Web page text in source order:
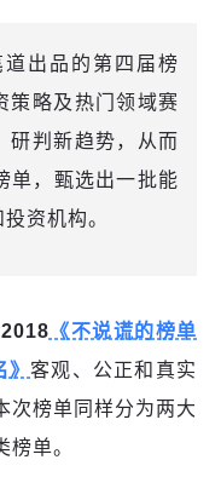
出品的第四届榜
策略及热门领域赛
研判新趋势，从而
单，甄选出一批能
资机构。
2018 《不说谎的榜单
》客观、公正和真实
次榜单同样分为两大
单。